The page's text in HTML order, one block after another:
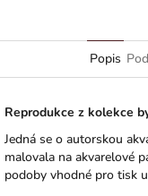
Popis
Reprodukce z kolekce
Jedná se o autorskou
malovala na akvarelové
podoby vhodné pro tisk